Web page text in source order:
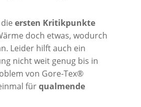
dieersten Kritikpunkte
doch etwas, wodurch
Leider hilft auch ein
nicht weit genug bis in
von Gore-Tex®
fürqualmende